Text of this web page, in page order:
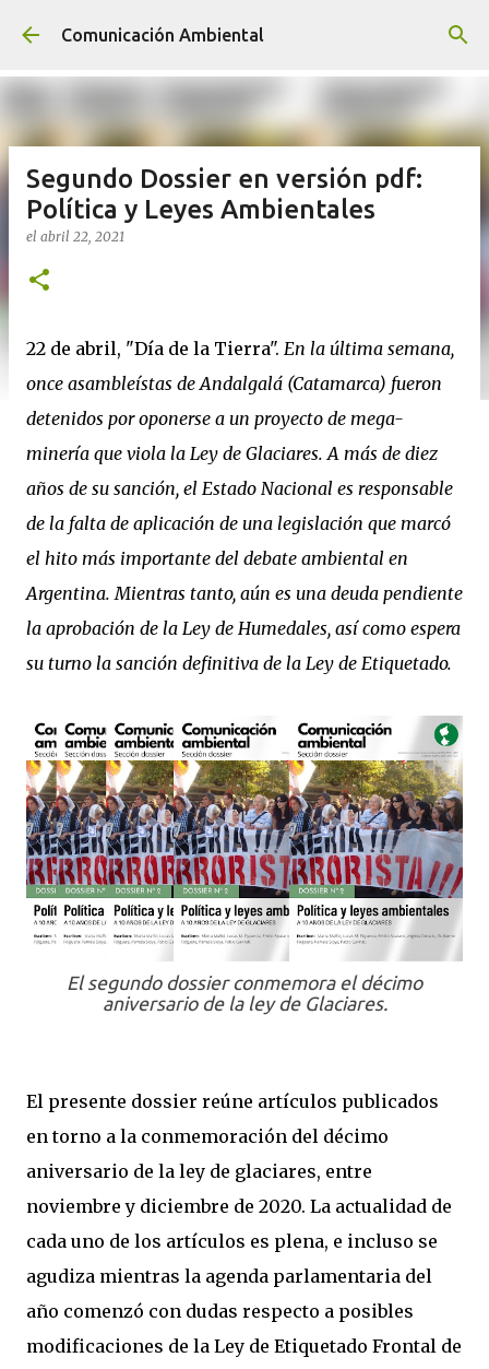
Ir al contenido principal
Comunicación Ambiental
Segundo Dossier en versión pdf:
Política y Leyes Ambientales
el abril 22, 2021
22 de abril, "Día de la Tierra". En la última semana,
once asambleístas de Andalgalá (Catamarca) fueron
detenidos por oponerse a un proyecto de mega-
minería que viola la Ley de Glaciares. A más de diez
años de su sanción, el Estado Nacional es responsable
de la falta de aplicación de una legislación que marcó
el hito más importante del debate ambiental en
Argentina. Mientras tanto, aún es una deuda pendiente
la aprobación de la Ley de Humedales, así como espera
su turno la sanción definitiva de la Ley de Etiquetado.
El segundo dossier conmemora el décimo
aniversario de la ley de Glaciares.
El presente dossier reúne artículos publicados
en torno a la conmemoración del décimo
aniversario de la ley de glaciares, entre
noviembre y diciembre de 2020. La actualidad de
cada uno de los artículos es plena, e incluso se
agudiza mientras la agenda parlamentaria del
año comenzó con dudas respecto a posibles
modificaciones de la Ley de Etiquetado Frontal de